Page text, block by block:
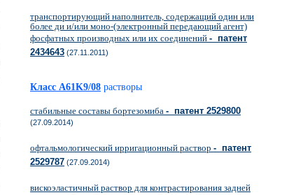
транспортирующий наполнитель, содержащий один или
более ди и/или моно-(электронный передающий агент)
фосфатных производных или их соединений - патент
2434643 (27.11.2011)
Класс A61K9/08 растворы
стабильные составы бортезомиба - патент 2529800
(27.09.2014)
офтальмологический ирригационный раствор - патент
2529787 (27.09.2014)
вискоэластичный раствор для контрастирования задней